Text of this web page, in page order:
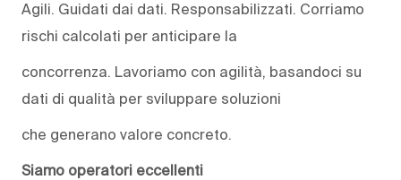
Agili. Guidati dai dati. Responsabilizzati. Corriamo
rischi calcolati per anticipare la
concorrenza. Lavoriamo con agilità, basandoci su
dati di qualità per sviluppare soluzioni
che generano valore concreto.
Siamo operatori eccellenti